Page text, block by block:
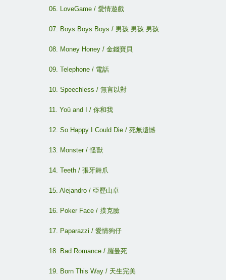
06. LoveGame / 愛情遊戲
07. Boys Boys Boys / 男孩 男孩 男孩
08. Money Honey / 金錢寶貝
09. Telephone / 電話
10. Speechless / 無言以對
11. Yoü and I / 你和我
12. So Happy I Could Die / 死無遺憾
13. Monster /怪獸
14. Teeth / 張牙舞爪
15. Alejandro / 亞歷山卓
16. Poker Face / 撲克臉
17. Paparazzi / 愛情狗仔
18. Bad Romance / 羅曼死
19. Born This Way / 天生完美